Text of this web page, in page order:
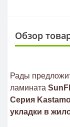
Обзор
Рады
ламината
Серия
укладки в